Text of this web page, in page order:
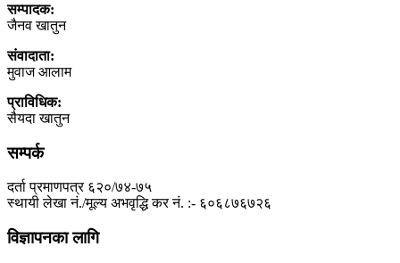
सम्पादक:
जैनव खातुन
संवादाता:
मुवाज आलाम
प्राविधिक:
सैयदा खातुन
सम्पर्क
दर्ता प्रमाणपत्र ६२०/७४-७५
स्थायी लेखा नं./मूल्य अभवृद्धि कर नं. :- ६०६८७६७२६
विज्ञापनका लागि